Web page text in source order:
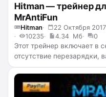
Hitman — трейнер
MrAntiFun
Hitman 22 Октября 2017
10235
4.34 Мб 0
Этот трейнер включает в
отсутствие перезарядки,